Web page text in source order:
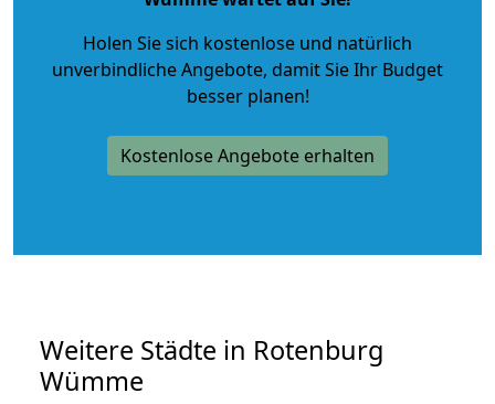
Holen Sie sich kostenlose und natürlich
unverbindliche Angebote, damit Sie Ihr Budget
besser planen!
Kostenlose Angebote erhalten
Weitere Städte in Rotenburg
Wümme